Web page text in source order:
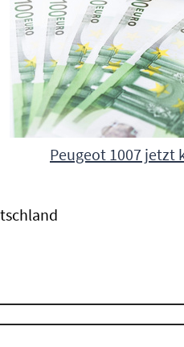
Peugeot 1007 jetzt